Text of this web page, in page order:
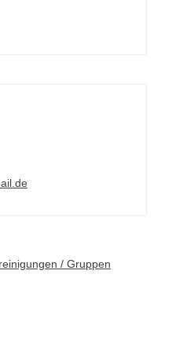
/ Gruppen